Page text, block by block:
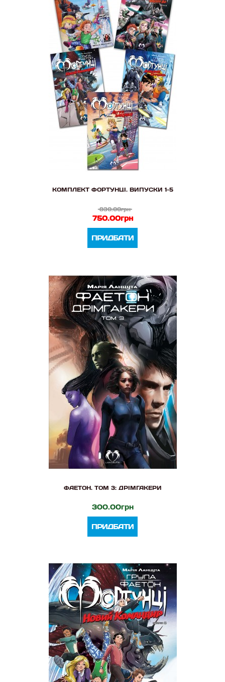
КОМПЛЕКТ ФОРТУНЦІ. ВИПУСКИ 1-5
830.00грн
750.00грн
ПРИДБАТИ
ФАЕТОН. ТОМ 3: ДРІМГАКЕРИ
300.00грн
ПРИДБАТИ